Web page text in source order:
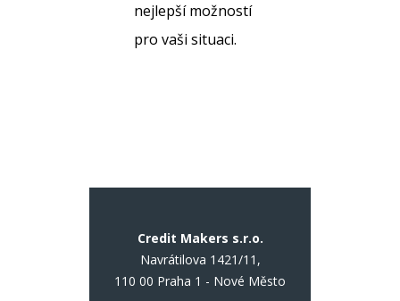
nejlepší možností
pro vaši situaci.
Credit Makers s.r.o.
Navrátilova 1421/11,
110 00 Praha 1 - Nové Město